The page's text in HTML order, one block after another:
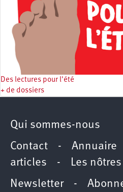
Des lectures pour l'été
+ de dossiers
Qui sommes-nous
Contact - Annuaire
articles - Les nôtres
Newsletter-